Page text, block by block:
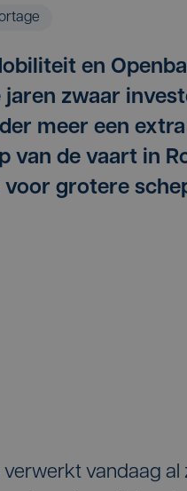
en
zwaar
meer een
van de vaart in
grotere
vandaag al